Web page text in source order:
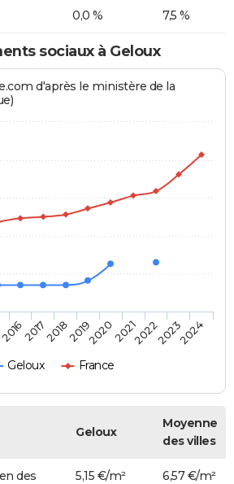
0,0 % 7,5 %
sociaux à Geloux
d'après le ministère de la
Geloux France
20172018201920202021202220232024
Geloux
Moyenne
des villes
des
5,15 €/m² 6,57 €/m²